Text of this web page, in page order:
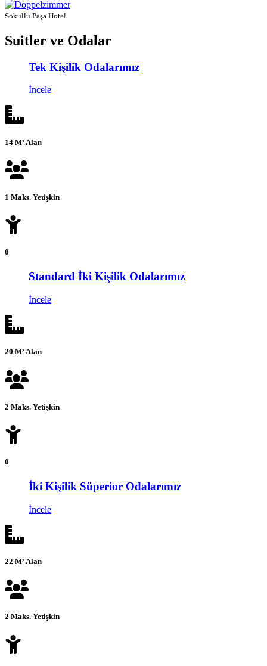
Sokullu Paşa Hotel
Suitler ve Odalar
Tek Kişilik Odalarımız
İncele
14 M² Alan
1 Maks. Yetişkin
0
Standard İki Kişilik Odalarımız
İncele
20 M² Alan
2 Maks. Yetişkin
0
İki Kişilik Süperior Odalarımız
İncele
22 M² Alan
2 Maks. Yetişkin